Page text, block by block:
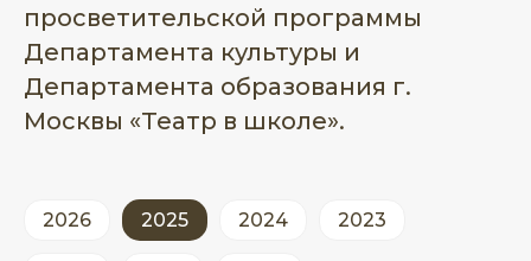
просветительской программы
Департамента культуры и
Департамента образования г.
Москвы «Театр в школе».
2026 2025 2024 2023